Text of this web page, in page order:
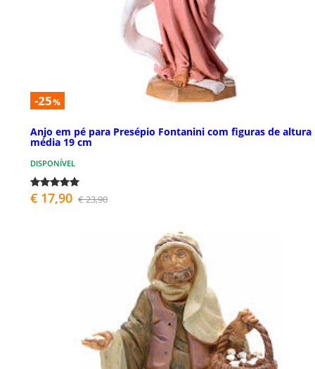
-25%
Anjo em pé para Presépio Fontanini com figuras de altura
média 19 cm
DISPONÍVEL
€ 17,90 € 23,90